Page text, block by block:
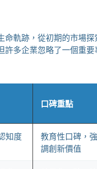
命軌跡，從初期的市場探
許多企業忽略了一個重
口碑重點
知度
教育性口碑，強
調創新價值